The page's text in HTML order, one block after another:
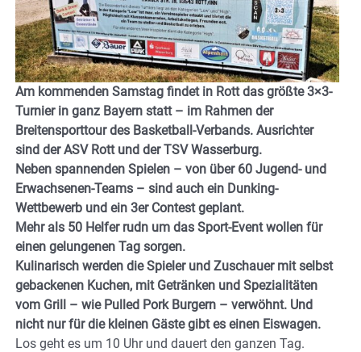
Am kommenden Samstag findet in Rott das größte 3×3-
Turnier in ganz Bayern statt – im Rahmen der
Breitensporttour des Basketball-Verbands. Ausrichter
sind der ASV Rott und der TSV Wasserburg.
Neben spannenden Spielen – von über 60 Jugend- und
Erwachsenen-Teams – sind auch ein Dunking-
Wettbewerb und ein 3er Contest geplant.
Mehr als 50 Helfer rudn um das Sport-Event wollen für
einen gelungenen Tag sorgen.
Kulinarisch werden die Spieler und Zuschauer mit selbst
gebackenen Kuchen, mit Getränken und Spezialitäten
vom Grill – wie Pulled Pork Burgern – verwöhnt. Und
nicht nur für die kleinen Gäste gibt es einen Eiswagen.
Los geht es um 10 Uhr und dauert den ganzen Tag.